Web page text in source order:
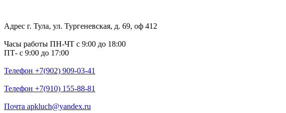
Адрес г. Тула, ул. Тургеневская, д. 69, оф 412
Часы работы ПН-ЧТ с 9:00 до 18:00
ПТ- с 9:00 до 17:00
Телефон +7(902) 909-03-41
Телефон +7(910) 155-88-81
Почта apkluch@yandex.ru